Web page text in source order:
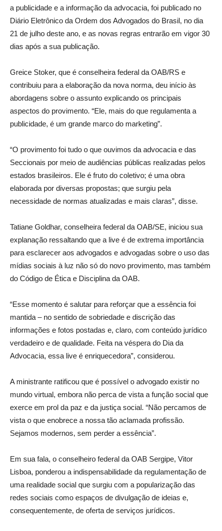
a publicidade e a informação da advocacia, foi publicado no
Diário Eletrônico da Ordem dos Advogados do Brasil, no dia
21 de julho deste ano, e as novas regras entrarão em vigor 30
dias após a sua publicação.
Greice Stoker, que é conselheira federal da OAB/RS e
contribuiu para a elaboração da nova norma, deu início às
abordagens sobre o assunto explicando os principais
aspectos do provimento. “Ele, mais do que regulamenta a
publicidade, é um grande marco do marketing”.
“O provimento foi tudo o que ouvimos da advocacia e das
Seccionais por meio de audiências públicas realizadas pelos
estados brasileiros. Ele é fruto do coletivo; é uma obra
elaborada por diversas propostas; que surgiu pela
necessidade de normas atualizadas e mais claras”, disse.
Tatiane Goldhar, conselheira federal da OAB/SE, iniciou sua
explanação ressaltando que a live é de extrema importância
para esclarecer aos advogados e advogadas sobre o uso das
mídias sociais à luz não só do novo provimento, mas também
do Código de Ética e Disciplina da OAB.
“Esse momento é salutar para reforçar que a essência foi
mantida – no sentido de sobriedade e discrição das
informações e fotos postadas e, claro, com conteúdo jurídico
verdadeiro e de qualidade. Feita na véspera do Dia da
Advocacia, essa live é enriquecedora”, considerou.
A ministrante ratificou que é possível o advogado existir no
mundo virtual, embora não perca de vista a função social que
exerce em prol da paz e da justiça social. “Não percamos de
vista o que enobrece a nossa tão aclamada profissão.
Sejamos modernos, sem perder a essência”.
Em sua fala, o conselheiro federal da OAB Sergipe, Vitor
Lisboa, ponderou a indispensabilidade da regulamentação de
uma realidade social que surgiu com a popularização das
redes sociais como espaços de divulgação de ideias e,
consequentemente, de oferta de serviços jurídicos.